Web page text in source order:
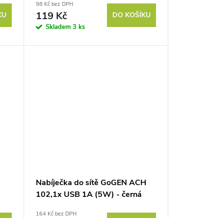
98 Kč bez DPH
119 Kč
Skladem 3 ks
DO KOŠÍKU
Nabíječka do sítě GoGEN ACH
102,1x USB 1A (5W) - černá
164 Kč bez DPH